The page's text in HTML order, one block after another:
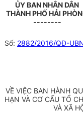
ỦY BAN NHÂN DÂN
THÀNH PHỐ HẢI
--------
Số: 2882/2016/QĐ-
VỀ VIỆC BAN HÀNH
HẠN VÀ CƠ CẤU TỔ
VÀ XÃ